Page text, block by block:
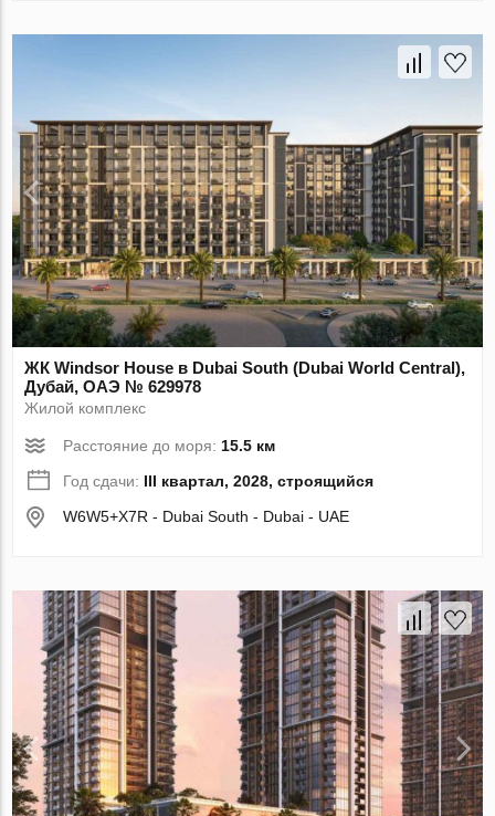
ЖК Windsor House в Dubai South (Dubai World Central),
Дубай, ОАЭ № 629978
Жилой комплекс
Расстояние до моря:15.5 км
Год сдачи: III квартал, 2028, строящийся
W6W5+X7R - Dubai South - Dubai - UAE